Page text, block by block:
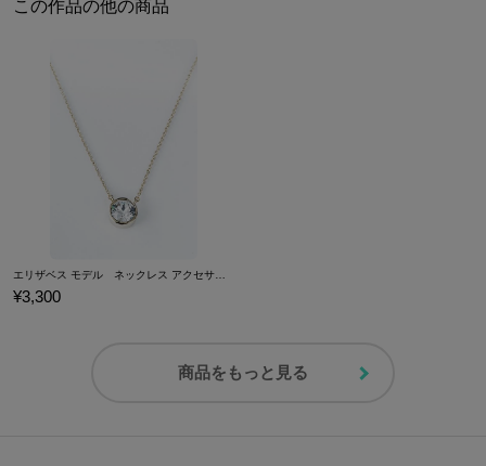
了承ください。
原産国／日本
素材／シルバー925、イエローゴールドコーティング
この作品の他の商品
¥3,300
商品をもっと見る